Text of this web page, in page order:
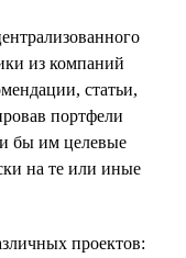
из компаний
статьи,
портфели
бы им целевые
на те или иные
проектов: